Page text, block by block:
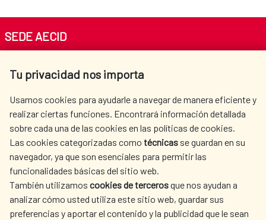
Tu privacidad nos importa
Usamos cookies para ayudarle a navegar de manera eficiente y
realizar ciertas funciones. Encontrará información detallada
sobre cada una de las cookies en las políticas de cookies.
Las cookies categorizadas como técnicas se guardan en su
navegador, ya que son esenciales para permitir las
funcionalidades básicas del sitio web.
También utilizamos cookies de tercerosque nos ayudan a
analizar cómo usted utiliza este sitio web, guardar sus
preferencias y aportar el contenido y la publicidad que le sean
SEDE AECID
Tel. +34 900 20 30 54​​​​​​​
AECID
OÙ NOUS COOPÉRONS
L'ACTION HUMANITAIRE
ESPAGNOLE
SALLE DE PRESSE
CULTURE ET SCIENCE BIBLIOTHÈQUE